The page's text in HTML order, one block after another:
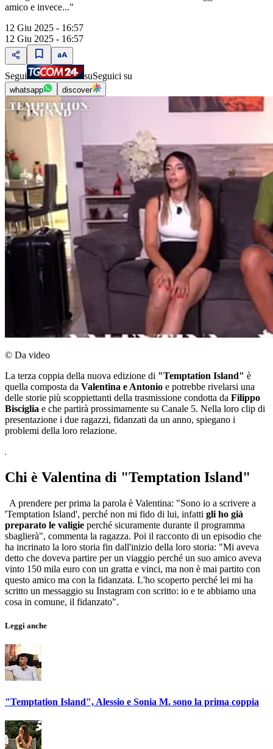
amico e invece..."
12 Giu 2025 - 16:57
12 Giu 2025 - 16:57
Segui suSeguici su
whatsapp discover
© Da video
La terza coppia della nuova edizione di "Temptation Island" è
quella composta da Valentina e Antonio e potrebbe rivelarsi una
delle storie più scoppiettanti della trasmissione condotta da Filippo
Bisciglia e che partirà prossimamente su Canale 5. Nella loro clip di
presentazione i due ragazzi, fidanzati da un anno, spiegano i
problemi della loro relazione.
Chi è Valentina di "Temptation Island"
A prendere per prima la parola è Valentina: "Sono io a scrivere a
'Temptation Island', perché non mi fido di lui, infatti gli ho già
preparato le valigie perché sicuramente durante il programma
sbaglierà", commenta la ragazza. Poi il racconto di un episodio che
ha incrinato la loro storia fin dall'inizio della loro storia: "Mi aveva
detto che doveva partire per un viaggio perché un suo amico aveva
vinto 150 mila euro con un gratta e vinci, ma non è mai partito con
questo amico ma con la fidanzata. L'ho scoperto perché lei mi ha
scritto un messaggio su Instagram con scritto: io e te abbiamo una
cosa in comune, il fidanzato".
Leggi anche
"Temptation Island", Alessio e Sonia M. sono la prima coppia